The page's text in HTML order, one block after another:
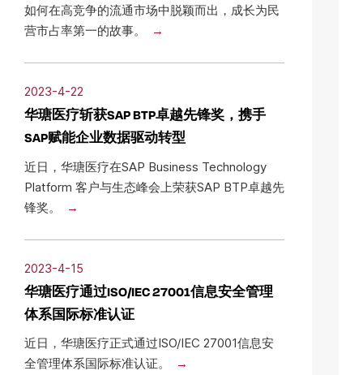
如何在高竞争的流通市场中脱颖而出，成长为民
营市占率第一的故事。
2023-4-22
华瑭医疗斩获SAP BTP卓越先锋奖，携手
SAP赋能企业数据驱动转型
近日，华瑭医疗在SAP Business Technology
Platform 客户与生态峰会上荣获SAP BTP卓越先
锋奖。
2023-4-15
华瑭医疗通过ISO/IEC 27001信息安全管理
体系国际标准认证
近日，华瑭医疗正式通过ISO/IEC 27001信息安
全管理体系国际标准认证。